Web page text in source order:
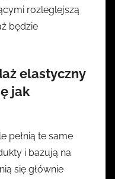
rozleglejszą
będzie
elastyczny
jak
pełnią te same
i bazują na
się głównie